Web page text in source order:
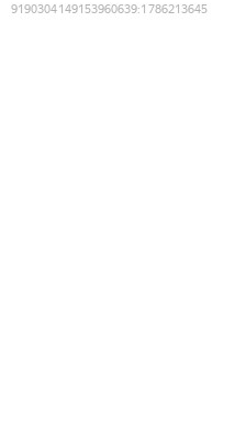
9190304149153960639:1786213645